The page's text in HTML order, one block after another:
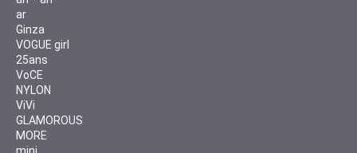
ar
Ginza
VOGUE girl
25ans
VoCE
NYLON
ViVi
GLAMOROUS
MORE
mini